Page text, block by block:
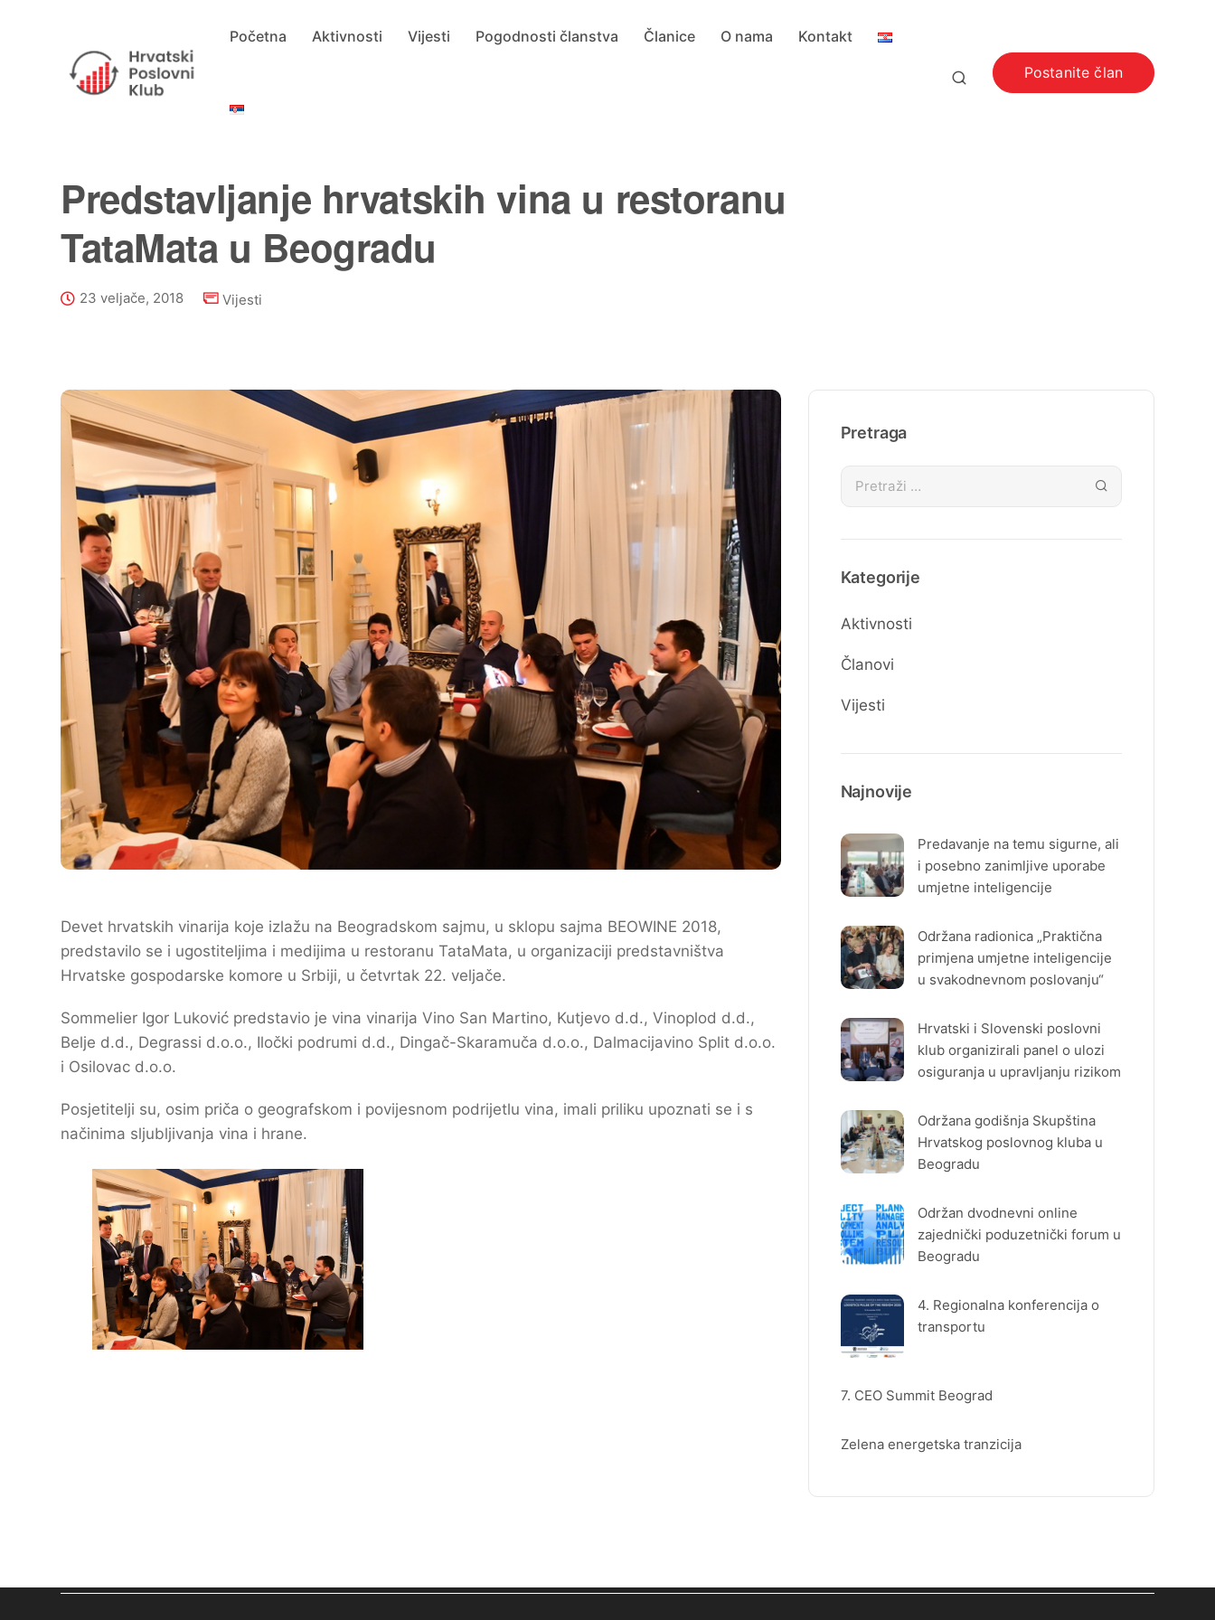
Početna Aktivnosti Vijesti Pogodnosti članstva Članice O nama
Kontakt
Postanite član
Predstavljanje hrvatskih vina u restoranu
TataMata u Beogradu
23 veljače, 2018 Vijesti
Devet hrvatskih vinarija koje izlažu na Beogradskom sajmu, u sklopu sajma BEOWINE 2018,
predstavilo se i ugostiteljima i medijima u restoranu TataMata, u organizaciji predstavništva
Hrvatske gospodarske komore u Srbiji, u četvrtak 22. veljače.
Sommelier Igor Luković predstavio je vina vinarija Vino San Martino, Kutjevo d.d., Vinoplod d.d.,
Belje d.d., Degrassi d.o.o., Iločki podrumi d.d., Dingač-Skaramuča d.o.o., Dalmacijavino Split d.o.o.
i Osilovac d.o.o.
Posjetitelji su, osim priča o geografskom i povijesnom podrijetlu vina, imali priliku upoznati se i s
načinima sljubljivanja vina i hrane.
Pretraga
Kategorije
Aktivnosti
Članovi
Vijesti
Najnovije
Predavanje na temu sigurne, ali
i posebno zanimljive uporabe
umjetne inteligencije
Održana radionica „Praktična
primjena umjetne inteligencije
u svakodnevnom poslovanju“
Hrvatski i Slovenski poslovni
klub organizirali panel o ulozi
osiguranja u upravljanju rizikom
Održana godišnja Skupština
Hrvatskog poslovnog kluba u
Beogradu
Održan dvodnevni online
zajednički poduzetnički forum u
Beogradu
4. Regionalna konferencija o
transportu
7. CEO Summit Beograd
Zelena energetska tranzicija